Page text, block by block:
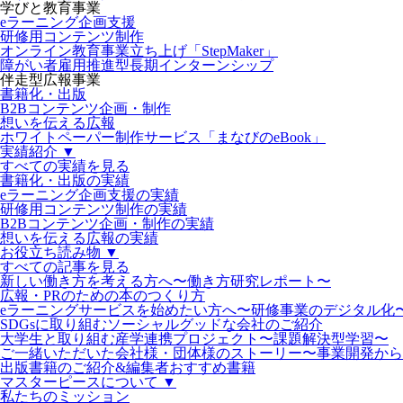
学びと教育事業
eラーニング企画支援
研修用コンテンツ制作
オンライン教育事業立ち上げ「StepMaker」
障がい者雇用推進型長期インターンシップ
伴走型広報事業
書籍化・出版
B2Bコンテンツ企画・制作
想いを伝える広報
ホワイトペーパー制作サービス「まなびのeBook」
実績紹介 ▼
すべての実績を見る
書籍化・出版の実績
eラーニング企画支援の実績
研修用コンテンツ制作の実績
B2Bコンテンツ企画・制作の実績
想いを伝える広報の実績
お役立ち読み物 ▼
すべての記事を見る
新しい働き方を考える方へ〜働き方研究レポート〜
広報・PRのための本のつくり方
eラーニングサービスを始めたい方へ〜研修事業のデジタル化
SDGsに取り組むソーシャルグッドな会社のご紹介
大学生と取り組む産学連携プロジェクト〜課題解決型学習〜
ご一緒いただいた会社様・団体様のストーリー〜事業開発か
出版書籍のご紹介&編集者おすすめ書籍
マスターピースについて ▼
私たちのミッション